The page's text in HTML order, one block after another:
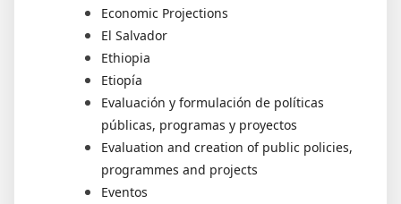
Economic Projections
El Salvador
Ethiopia
Etiopía
Evaluación y formulación de políticas
públicas, programas y proyectos
Evaluation and creation of public policies,
programmes and projects
Eventos